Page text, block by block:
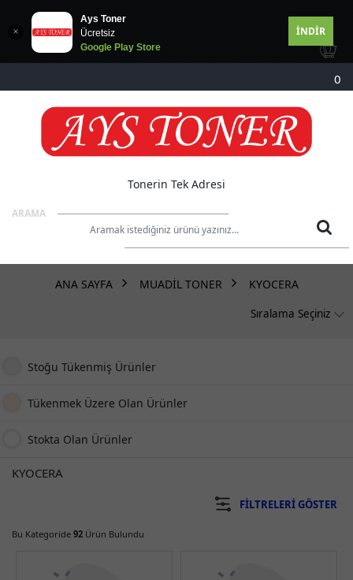
Ays Toner
Ücretsiz
Google Play Store
İNDİR
0
Tonerin Tek Adresi
ARAMA
MARKALAR
DRUM TONER
STOK DURUMU
ANA SAYFA MUADİL TONER KYOCERA
Stoğu Tükenmiş Ürünler
Tükenmek Üzere Olan Ürünler
Stokta Olan Ürünler
KYOCERA
FILTRELERI GÖSTER
Bu Kategoride 92 Ürün Bulundu